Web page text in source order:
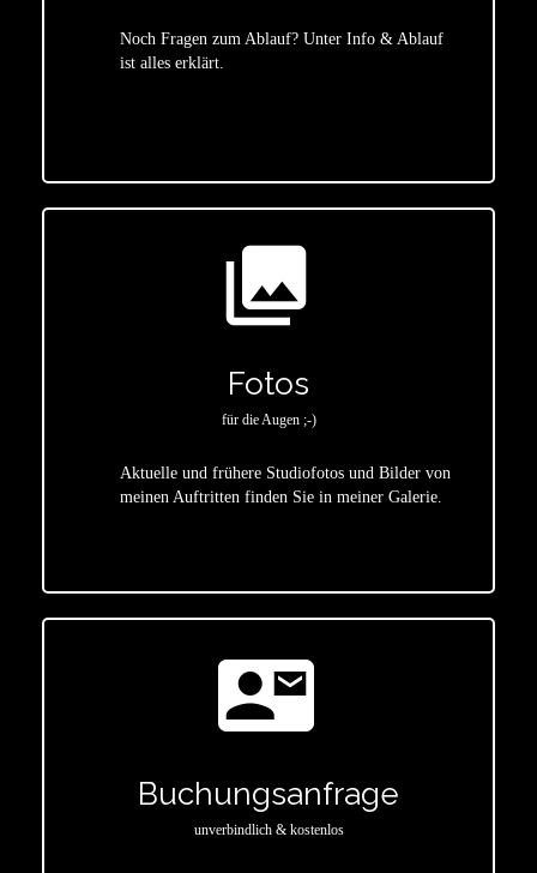
Noch Fragen zum Ablauf? Unter Info & Ablauf
ist alles erklärt.
photo_library
Fotos
für die Augen ;-)
Aktuelle und frühere Studiofotos und Bilder von
meinen Auftritten finden Sie in meiner Galerie.
contact_mail
Buchungsanfrage
unverbindlich & kostenlos